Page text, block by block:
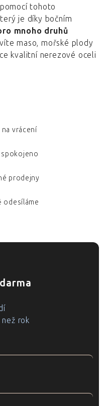
tohoto
je díky bočním
mnoho druhů
maso, mořské plody
kvalitní nerezové oceli
vrácení
spokojeno
prodejny
odesíláme
rok